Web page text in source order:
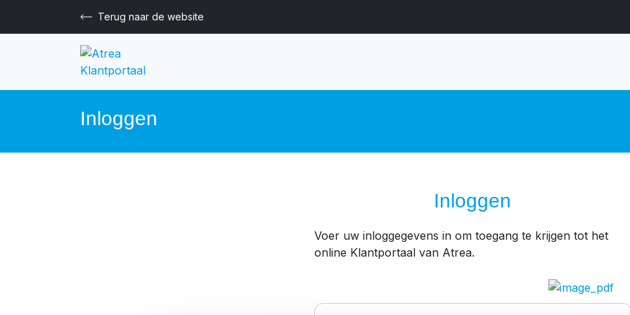
Terug naar de website
Inloggen
Inloggen
Voer uw inloggegevens in om toegang te krijgen tot het
online Klantportaal van Atrea.